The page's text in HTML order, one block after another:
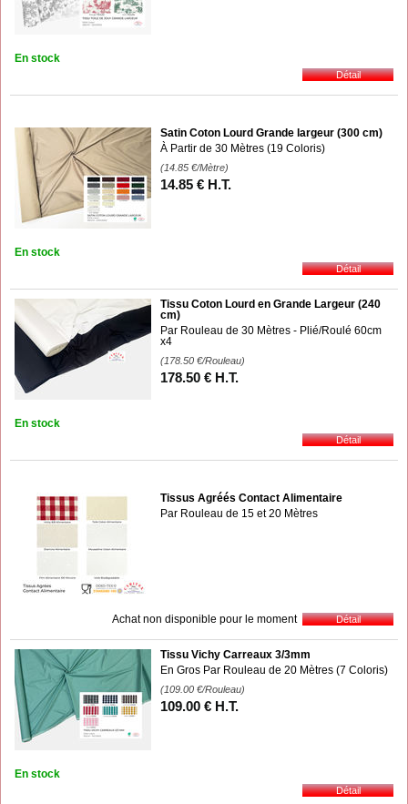
En stock
Satin Coton Lourd Grande largeur (300 cm)
À Partir de 30 Mètres (19 Coloris)
(14.85 €/Mètre)
14.85 € H.T.
En stock
Tissu Coton Lourd en Grande Largeur (240
cm)
Par Rouleau de 30 Mètres - Plié/Roulé 60cm
x4
(178.50 €/Rouleau)
178.50 € H.T.
En stock
Tissus Agréés Contact Alimentaire
Par Rouleau de 15 et 20 Mètres
Achat non disponible pour le moment
Tissu Vichy Carreaux 3/3mm
En Gros Par Rouleau de 20 Mètres (7 Coloris)
(109.00 €/Rouleau)
109.00 € H.T.
En stock